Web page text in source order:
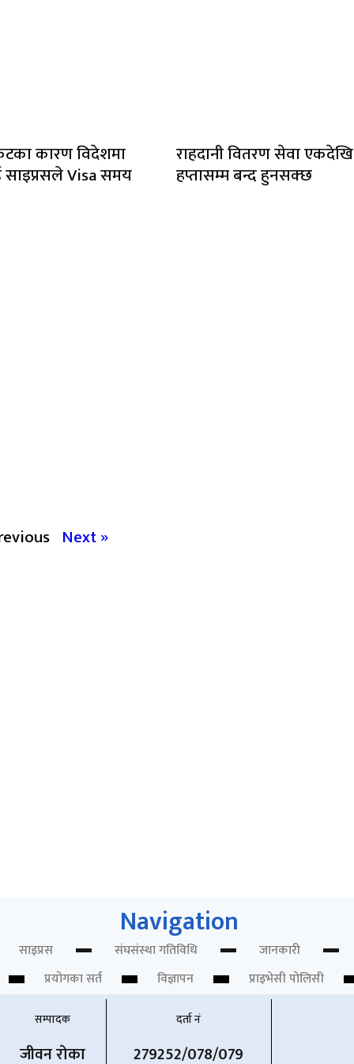
कारण विदेशमा
Visa समय
राहदानी वितरण सेवा
हप्तासम्म बन्द हुनसक्छ
Next »
Navigation
साइप्रस संघसंस्था गतिविधि
जानकारी
प्रयोगका सर्त
विज्ञापन प्राइभेसी पोलिसी
सम्पादक
जीवन रोका
दर्ता नं
279252/078/079